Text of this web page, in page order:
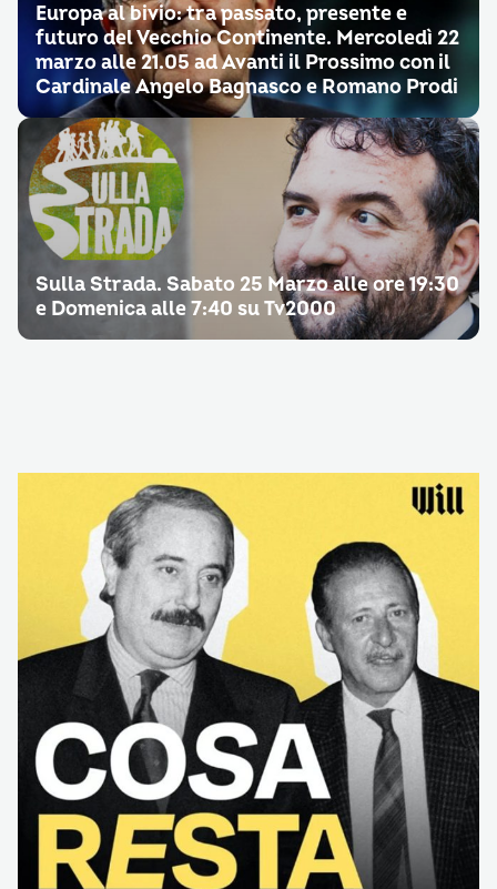
Europa al bivio: tra passato, presente e
futuro del Vecchio Continente. Mercoledì 22
marzo alle 21.05 ad Avanti il Prossimo con il
Cardinale Angelo Bagnasco e Romano Prodi
Sulla Strada. Sabato 25 Marzo alle ore 19:30
e Domenica alle 7:40 su Tv2000